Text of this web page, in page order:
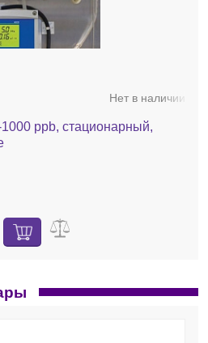
Нет в наличии
ppb, стационарный,